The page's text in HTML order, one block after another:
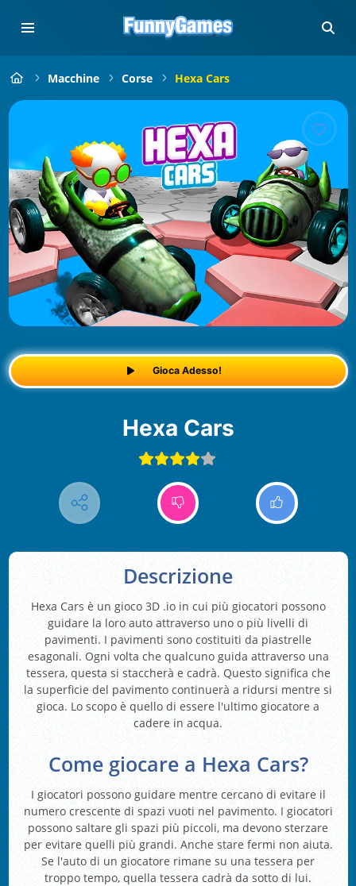
Macchine Corse Hexa Cars
Gioca Adesso!
Hexa Cars
Descrizione
Hexa Cars è un gioco 3D .io in cui più giocatori possono
guidare la loro auto attraverso uno o più livelli di
pavimenti. I pavimenti sono costituiti da piastrelle
esagonali. Ogni volta che qualcuno guida attraverso una
tessera, questa si staccherà e cadrà. Questo significa che
la superficie del pavimento continuerà a ridursi mentre si
gioca. Lo scopo è quello di essere l'ultimo giocatore a
cadere in acqua.
Come giocare a Hexa Cars?
I giocatori possono guidare mentre cercano di evitare il
numero crescente di spazi vuoti nel pavimento. I giocatori
possono saltare gli spazi più piccoli, ma devono sterzare
per evitare quelli più grandi. Anche stare fermi non aiuta.
Se l'auto di un giocatore rimane su una tessera per
troppo tempo, quella tessera cadrà da sotto di lui.